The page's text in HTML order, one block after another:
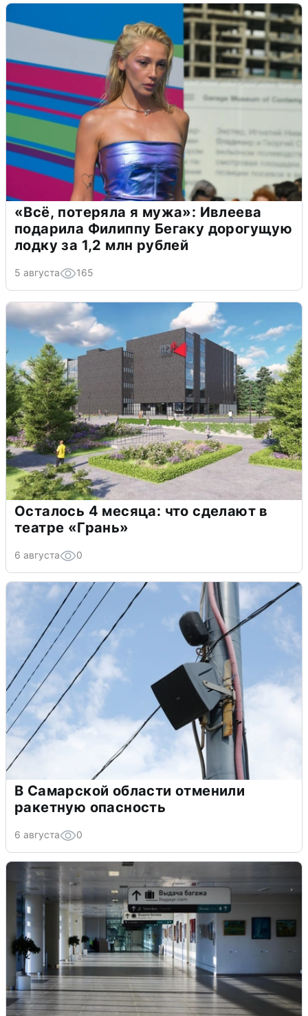
«Всё, потеряла я мужа»: Ивлеева
подарила Филиппу Бегаку дорогущую
лодку за 1,2 млн рублей
5 августа 165
Осталось 4 месяца: что сделают в
театре «Грань»
6 августа 0
В Самарской области отменили
ракетную опасность
6 августа 0